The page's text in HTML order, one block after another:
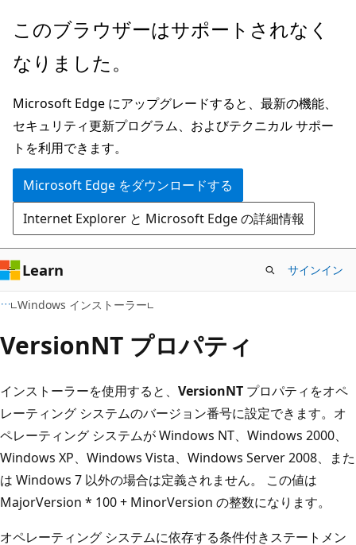
メ
ン
ン
テ
ン
ツ
に
ス
キ
ッ
プ
このブラウザーはサポートされなく
なりました。
Microsoft Edge にアップグレードすると、最新の機能、
セキュリティ更新プログラム、およびテクニカル サポー
トを利用できます。
Microsoft Edge をダウンロードする
Internet Explorer と Microsoft Edge の詳細情報
Learn サインイン
Windows インストーラー
VersionNT プロパティ
インストーラーを使用すると、 VersionNT プロパティをオペ
レーティング システムのバージョン番号に設定できます。オ
ペレーティング システムが Windows NT、Windows 2000、
Windows XP、Windows Vista、Windows Server 2008、また
は Windows 7 以外の場合は定義されません。 この値は
MajorVersion * 100 + MinorVersion の整数になります。
オペレーティング システムに依存する条件付きステートメン